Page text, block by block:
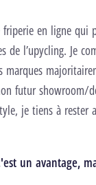
en ligne qui
de l’upycling. Je
futur
je tiens à
un avantage,